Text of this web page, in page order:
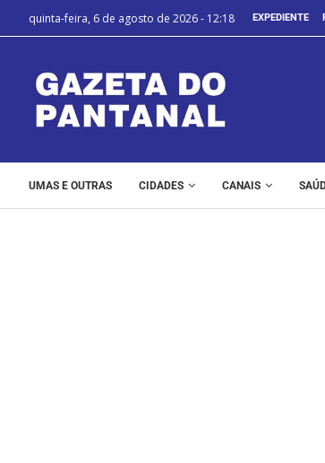
quinta-feira, 6 de agosto de 2026 - 12:18 EXPEDIENTE
UMAS E OUTRAS CIDADES CANAIS